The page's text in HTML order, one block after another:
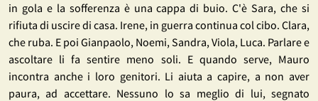
in gola e la sofferenza è una cappa di buio. C'è Sara, che si
rifiuta di uscire di casa. Irene, in guerra continua col cibo. Clara,
che ruba. E poi Gianpaolo, Noemi, Sandra, Viola, Luca. Parlare e
ascoltare li fa sentire meno soli. E quando serve, Mauro
incontra anche i loro genitori. Li aiuta a capire, a non aver
paura, ad accettare. Nessuno lo sa meglio di lui, segnato